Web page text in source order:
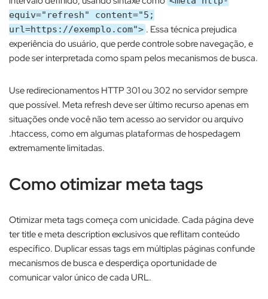
equiv="refresh" content="5;
url=https://exemplo.com"> . Essa técnica prejudica
experiência do usuário, que perde controle sobre navegação, e
pode ser interpretada como spam pelos mecanismos de busca.​
Use redirecionamentos HTTP 301 ou 302 no servidor sempre
que possível. Meta refresh deve ser último recurso apenas em
situações onde você não tem acesso ao servidor ou arquivo
.htaccess, como em algumas plataformas de hospedagem
extremamente limitadas.​
Como otimizar meta tags
Otimizar meta tags começa com unicidade. Cada página deve
ter title e meta description exclusivos que reflitam conteúdo
específico. Duplicar essas tags em múltiplas páginas confunde
mecanismos de busca e desperdiça oportunidade de
comunicar valor único de cada URL.​